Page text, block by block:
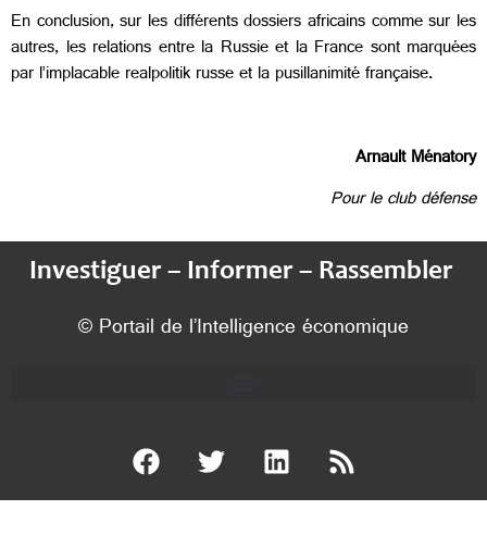
En conclusion, sur les différents dossiers africains comme sur les
autres, les relations entre la Russie et la France sont marquées
par l’implacable realpolitik russe et la pusillanimité française.
Arnault Ménatory
Pour le club défense
Investiguer – Informer – Rassembler
© Portail de l’Intelligence économique